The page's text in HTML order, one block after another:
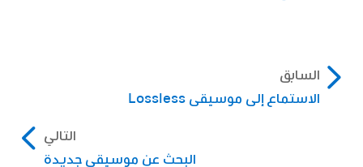
السابق
الاستماع إلى موسيقى Lossless
التالي
البحث عن موسيقى جديدة